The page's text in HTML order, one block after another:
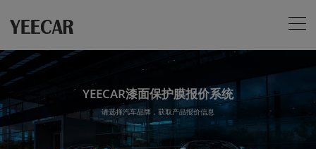
YEECAR漆面保护膜报价系统
请选择汽车品牌，获取产品报价信息